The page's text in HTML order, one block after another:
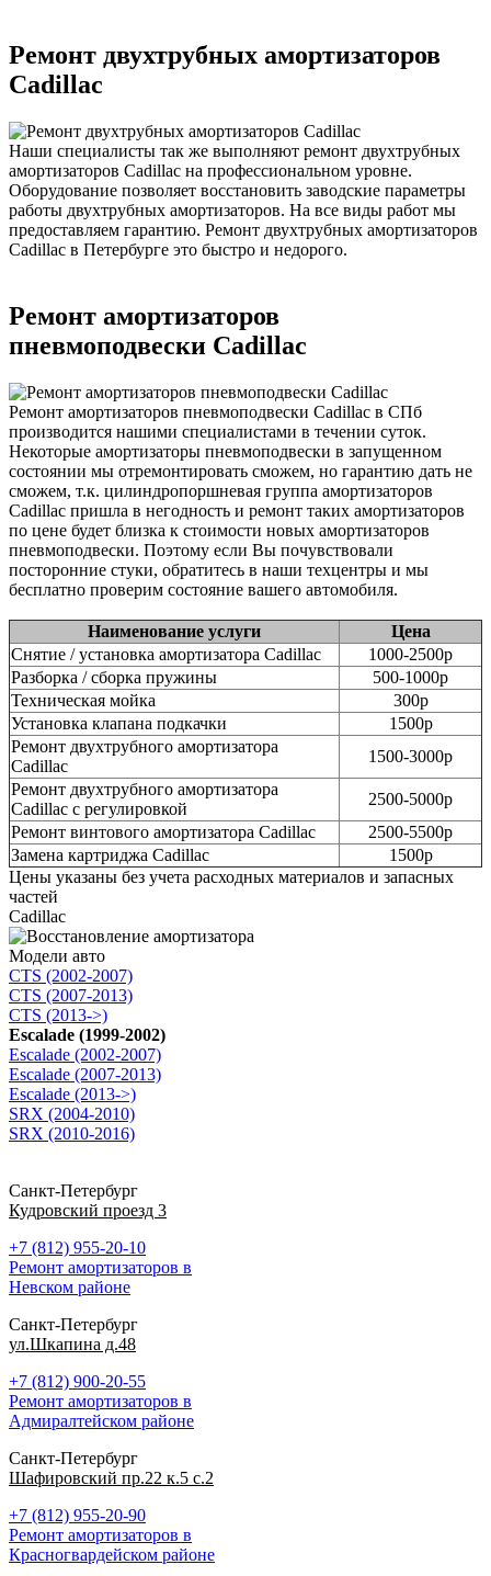
Ремонт двухтрубных амортизаторов
Cadillac
Наши специалисты так же выполняют ремонт двухтрубных
амортизаторов Cadillac на профессиональном уровне.
Оборудование позволяет восстановить заводские параметры
работы двухтрубных амортизаторов. На все виды работ мы
предоставляем гарантию. Ремонт двухтрубных амортизаторов
Cadillac в Петербурге это быстро и недорого.
Ремонт амортизаторов
пневмоподвески Cadillac
Ремонт амортизаторов пневмоподвески Cadillac в СПб
производится нашими специалистами в течении суток.
Некоторые амортизаторы пневмоподвески в запущенном
состоянии мы отремонтировать сможем, но гарантию дать не
сможем, т.к. цилиндропоршневая группа амортизаторов
Cadillac пришла в негодность и ремонт таких амортизаторов
по цене будет близка к стоимости новых амортизаторов
пневмоподвески. Поэтому если Вы почувствовали
посторонние стуки, обратитесь в наши техцентры и мы
бесплатно проверим состояние вашего автомобиля.
Наименование услуги
Цена
Снятие / установка амортизатора Cadillac
1000-2500р
Разборка / сборка пружины
500-1000р
Техническая мойка
300р
Установка клапана подкачки
1500р
Ремонт двухтрубного амортизатора
Cadillac
1500-3000р
Ремонт двухтрубного амортизатора
Cadillac с регулировкой
2500-5000р
Ремонт винтового амортизатора Cadillac
2500-5500р
Замена картриджа Cadillac
1500р
Цены указаны без учета расходных материалов и запасных
частей
Cadillac
Модели авто
CTS (2002-2007)
CTS (2007-2013)
CTS (2013->)
Escalade (1999-2002)
Escalade (2002-2007)
Escalade (2007-2013)
Escalade (2013->)
SRX (2004-2010)
SRX (2010-2016)
Санкт-Петербург
Кудровский проезд 3
+7 (812) 955-20-10
Ремонт амортизаторов в
Невском районе
Санкт-Петербург
ул.Шкапина д.48
+7 (812) 900-20-55
Ремонт амортизаторов в
Адмиралтейском районе
Санкт-Петербург
Шафировский пр.22 к.5 с.2
+7 (812) 955-20-90
Ремонт амортизаторов в
Красногвардейском районе